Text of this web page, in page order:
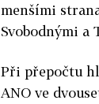
menšími
Svobodnými a
Při přepočtu
ANO ve